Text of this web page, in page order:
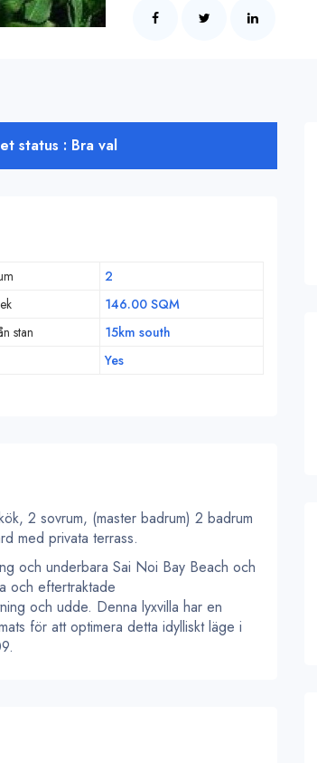
status : Bra val
2
146.00 SQM
stan
15km south
Yes
2 sovrum, (master badrum) 2 badrum
med privata terrass.
och underbara Sai Noi Bay Beach och
och eftertraktade
och udde. Denna lyxvilla har en
för att optimera detta idylliskt läge i